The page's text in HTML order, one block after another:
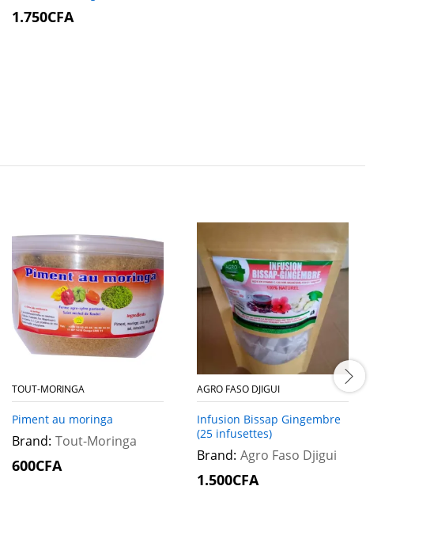
1.750CFA
1.750CFA
TOUT-MORINGA
Piment au moringa
Brand: Tout-Moringa
600CFA
600CFA
AGRO FASO DJIGUI
Infusion Bissap Gingembre
(25 infusettes)
Brand: Agro Faso Djigui
1.500CFA
1.500CFA